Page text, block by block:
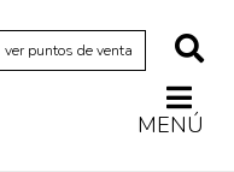
ver puntos de venta
MENÚ